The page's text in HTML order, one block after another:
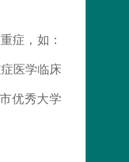
症 ， 如 ：
医学临床
优秀大学